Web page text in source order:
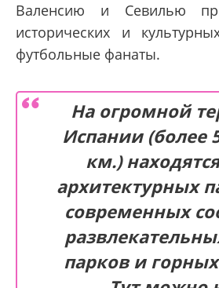
Валенсию и Севилью
исторических и
футбольные фанаты.
На огромной
Испании (более
км.)
архитектурных
современных
парков и